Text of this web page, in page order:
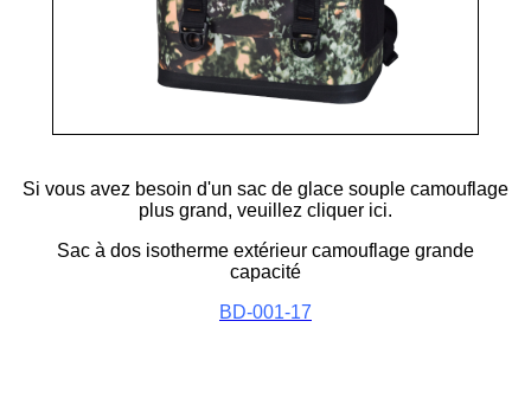
Si vous avez besoin d'un sac de glace souple camouflage
plus grand, veuillez cliquer ici.
Sac à dos isotherme extérieur camouflage grande
capacité
BD-001-17